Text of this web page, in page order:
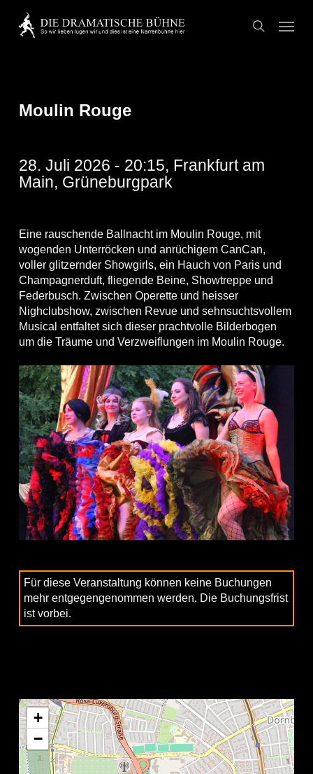
main
search
Menu
Moulin Rouge
28. Juli 2026 - 20:15, Frankfurt am
Main, Grüneburgpark
Eine rauschende Ballnacht im Moulin Rouge, mit
wogenden Unterröcken und anrüchigem CanCan,
voller glitzernder Showgirls, ein Hauch von Paris und
Champagnerduft, fliegende Beine, Showtreppe und
Federbusch. Zwischen Operette und heisser
Nighclubshow, zwischen Revue und sehnsuchtsvollem
Musical entfaltet sich dieser prachtvolle Bilderbogen
um die Träume und Verzweiflungen im Moulin Rouge.
Für diese Veranstaltung können keine Buchungen
mehr entgegengenommen werden. Die Buchungsfrist
ist vorbei.
+
−